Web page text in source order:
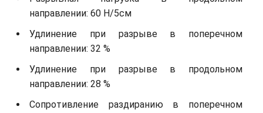
направлении: 60 Н/5см
Удлинение при разрыве в поперечном
направлении: 32 %
Удлинение при разрыве в продольном
направлении: 28 %
Сопротивление раздиранию в поперечном